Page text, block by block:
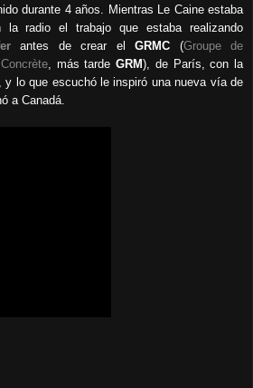
durante 4 años. Mientras Le Caine estaba
la radio el trabajo que estaba realizando
antes de crear elGRMC (Groupe de
, más tardeGRM), de París, con la
y lo que escuchó le inspiró una nueva vía de
a Canadá.